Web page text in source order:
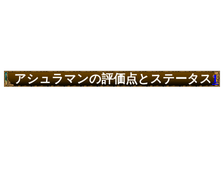
アシュラマンの評価点とステータス1